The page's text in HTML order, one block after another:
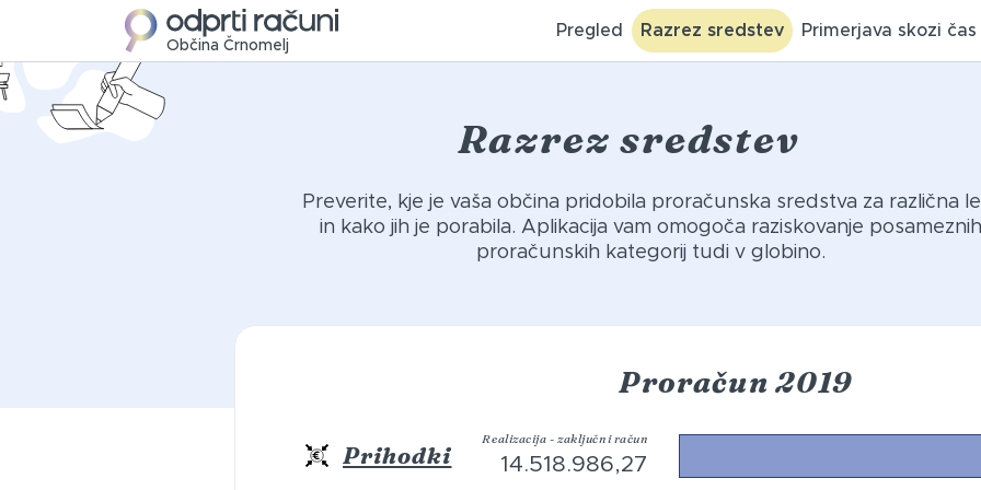
Občina Črnomelj
Pregled Razrez sredstev Primerjava skozi čas
Razrez sredstev
Preverite, kje je vaša občina pridobila proračunska sredstva za različna
in kako jih je porabila. Aplikacija vam omogoča raziskovanje posameznih
proračunskih kategorij tudi v globino.
Proračun 2019
Prihodki
Realizacija - zaključni račun
14.518.986,27